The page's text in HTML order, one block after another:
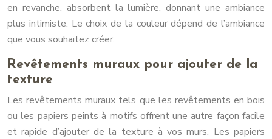
en revanche, absorbent la lumière, donnant une ambiance
plus intimiste. Le choix de la couleur dépend de l’ambiance
que vous souhaitez créer.
Revêtements muraux pour ajouter de la
texture
Les revêtements muraux tels que les revêtements en bois
ou les papiers peints à motifs offrent une autre façon facile
et rapide d’ajouter de la texture à vos murs. Les papiers